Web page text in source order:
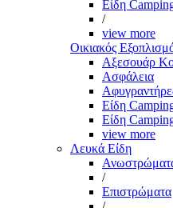
Είδη
/
view more
Οικιακός
Αξεσουάρ
Ασφάλεια
Είδη
Είδη
view more
Λευκά Είδη
/
Επιστρώματα